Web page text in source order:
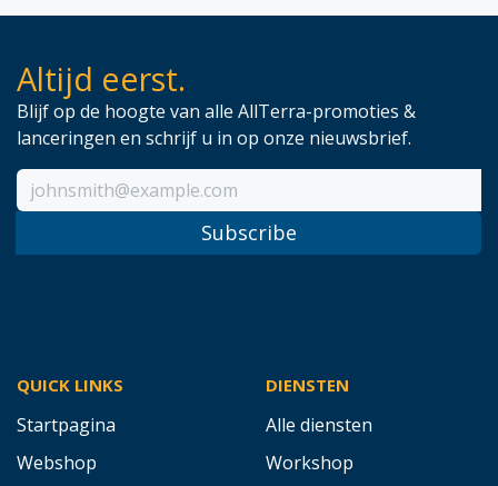
Altijd eerst.
Blijf op de hoogte van alle AllTerra-promoties &
lanceringen en schrijf u in op onze nieuwsbrief.
Subscribe
QUICK LINKS
Startpagina
Webshop
DIENSTEN
Alle diensten
Workshop